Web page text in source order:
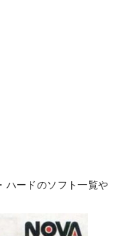
ハードのソフト一覧や